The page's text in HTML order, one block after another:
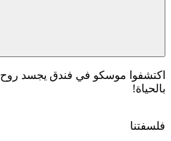
اكتشفوا موسكو في فندق يجسد روح
بالحياة!
فلسفتنا